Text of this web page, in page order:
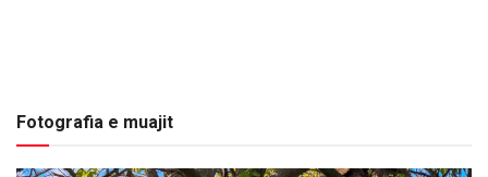
Fotografia e muajit